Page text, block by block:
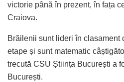
victorie până în prezent, în fața
Craiova.
Brăilenii sunt lideri în clasament
etape și sunt matematic
trecută CSU Știința București a
București.